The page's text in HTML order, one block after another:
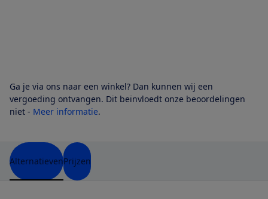
Ga je via ons naar een winkel? Dan kunnen wij een
vergoeding ontvangen. Dit beïnvloedt onze beoordelingen
niet - Meer informatie.
AlternatievenPrijzen